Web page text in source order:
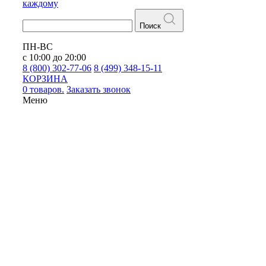
каждому
Поиск
ПН-ВС
с 10:00 до 20:00
8 (800) 302-77-06 8 (499) 348-15-11
КОРЗИНА
0 товаров. Заказать звонок
Меню